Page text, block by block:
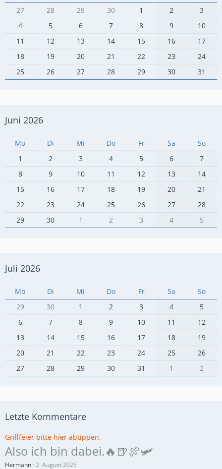
27
28 29 30 1 2
3
4
5 6 7 8 9
10
11
12 13 14 15 16
17
18
19 20 21 22 23
24
25
26 27 28 29 30 31
Juni 2026
Mo Di Mi Do Fr Sa
So
1
2 3 4 5 6
7
8
9 10 11 12 13
14
15
16 17 18 19 20
21
22
23 24 25 26 27
28
29
30 1 2 3 4 5
Juli 2026
Mo Di Mi Do Fr Sa
So
29
30 1 2 3 4
5
6
7 8 9 10 11
12
13
14 15 16 17 18
19
20
21 22 23 24 25
26
27
28 29 30 31 1 2
Letzte Kommentare
Grillfeier bitte hier abtippen.
Also ich bin dabei.🔥🍺🍖🛩️
Hermann 2. August 2026